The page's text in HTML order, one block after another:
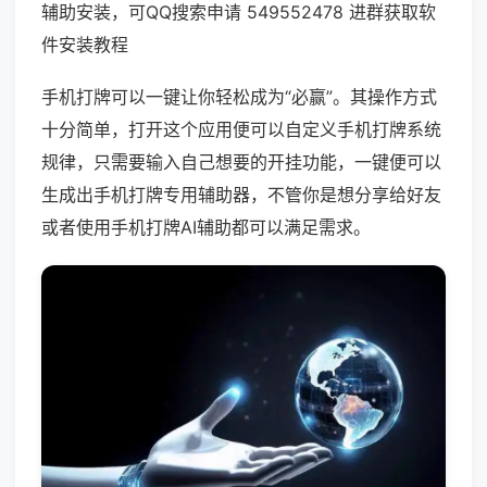
辅助安装，可QQ搜索申请 549552478 进群获取软
件安装教程
手机打牌可以一键让你轻松成为“必赢”。其操作方式
十分简单，打开这个应用便可以自定义手机打牌系统
规律，只需要输入自己想要的开挂功能，一键便可以
生成出手机打牌专用辅助器，不管你是想分享给好友
或者使用手机打牌AI辅助都可以满足需求。